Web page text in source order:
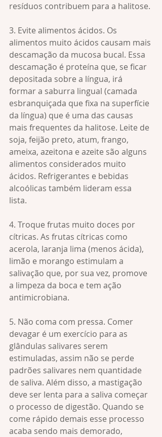
resíduos contribuem para a halitose.
3. Evite alimentos ácidos. Os
alimentos muito ácidos causam mais
descamação da mucosa bucal. Essa
descamação é proteína que, se ficar
depositada sobre a língua, irá
formar a saburra lingual (camada
esbranquiçada que fixa na superfície
da língua) que é uma das causas
mais frequentes da halitose. Leite de
soja, feijão preto, atum, frango,
ameixa, azeitona e azeite são alguns
alimentos considerados muito
ácidos. Refrigerantes e bebidas
alcoólicas também lideram essa
lista.
4. Troque frutas muito doces por
cítricas. As frutas cítricas como
acerola, laranja lima (menos ácida),
limão e morango estimulam a
salivação que, por sua vez, promove
a limpeza da boca e tem ação
antimicrobiana.
5. Não coma com pressa. Comer
devagar é um exercício para as
glândulas salivares serem
estimuladas, assim não se perde
padrões salivares nem quantidade
de saliva. Além disso, a mastigação
deve ser lenta para a saliva começar
o processo de digestão. Quando se
come rápido demais esse processo
acaba sendo mais demorado,